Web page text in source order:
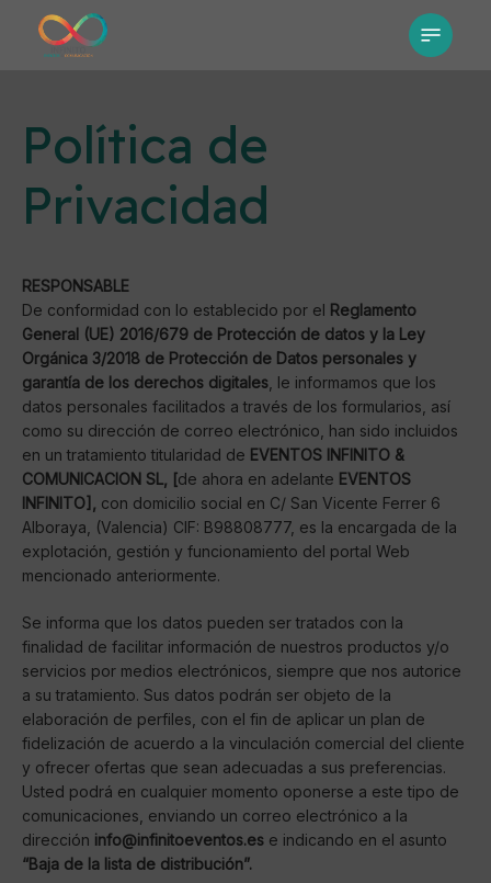
Menu
Política de
Privacidad
RESPONSABLE
De conformidad con lo establecido por el Reglamento
General (UE) 2016/679 de Protección de datos y la Ley
Orgánica 3/2018 de Protección de Datos personales y
garantía de los derechos digitales , le informamos que los
datos personales facilitados a través de los formularios, así
como su dirección de correo electrónico, han sido incluidos
en un tratamiento titularidad de EVENTOS INFINITO &
COMUNICACION SL, [de ahora en adelante EVENTOS
INFINITO], con domicilio social en C/ San Vicente Ferrer 6
Alboraya, (Valencia) CIF: B98808777, es la encargada de la
explotación, gestión y funcionamiento del portal Web
mencionado anteriormente.
Se informa que los datos pueden ser tratados con la
finalidad de facilitar información de nuestros productos y/o
servicios por medios electrónicos, siempre que nos autorice
a su tratamiento. Sus datos podrán ser objeto de la
elaboración de perfiles, con el fin de aplicar un plan de
fidelización de acuerdo a la vinculación comercial del cliente
y ofrecer ofertas que sean adecuadas a sus preferencias.
Usted podrá en cualquier momento oponerse a este tipo de
comunicaciones, enviando un correo electrónico a la
dirección info@infinitoeventos.es e indicando en el asunto
“Baja de la lista de distribución”.